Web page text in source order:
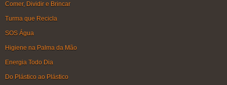
Comer, Dividir e Brincar
Turma que Recicla
SOS Água
Higiene na Palma da Mão
Energia Todo Dia
Do Plástico ao Plástico